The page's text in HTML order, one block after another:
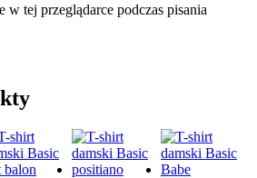
w tej przeglądarce podczas pisania